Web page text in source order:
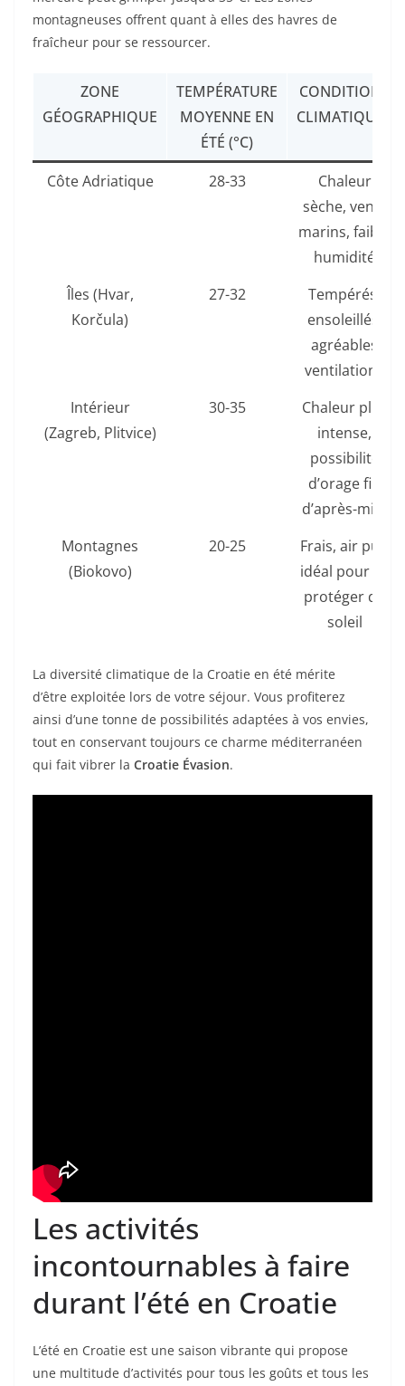
montagneuses offrent quant à elles des havres de
fraîcheur pour se ressourcer.
ZONE
GÉOGRAPHIQUE
TEMPÉRATURE
MOYENNE EN
ÉTÉ (°C)
CONDITIONS
CLIMATIQUES
Côte Adriatique 28-33
Chaleur
sèche, vents
marins, faible
humidité
Îles (Hvar,
Korčula)
27-32
Tempérés,
ensoleillés,
agréables
ventilations
Intérieur
(Zagreb, Plitvice)
30-35
Chaleur plus
intense,
possibilité
d’orage fin
d’après-midi
Montagnes
(Biokovo)
20-25
Frais, air pur,
idéal pour se
protéger du
soleil
La diversité climatique de la Croatie en été mérite
d’être exploitée lors de votre séjour. Vous profiterez
ainsi d’une tonne de possibilités adaptées à vos envies,
tout en conservant toujours ce charme méditerranéen
qui fait vibrer la Croatie Évasion.
Les activités
incontournables à faire
durant l’été en Croatie
L’été en Croatie est une saison vibrante qui propose
une multitude d’activités pour tous les goûts et tous les